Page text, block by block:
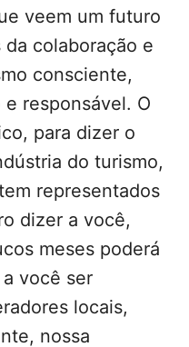
veem um futuro
colaboração e
consciente,
responsável. O
para dizer o
do turismo,
representados
dizer a você,
meses poderá
você ser
locais,
nossa